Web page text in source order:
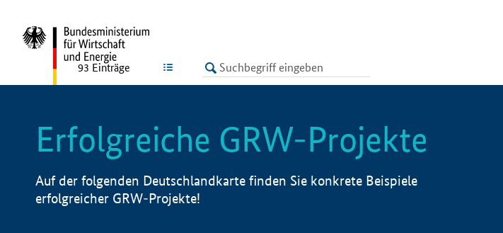
LISTE
93 Einträge
Erfolgreiche GRW-Projekte
Auf der folgenden Deutschlandkarte finden Sie konkrete Beispiele
erfolgreicher GRW-Projekte!